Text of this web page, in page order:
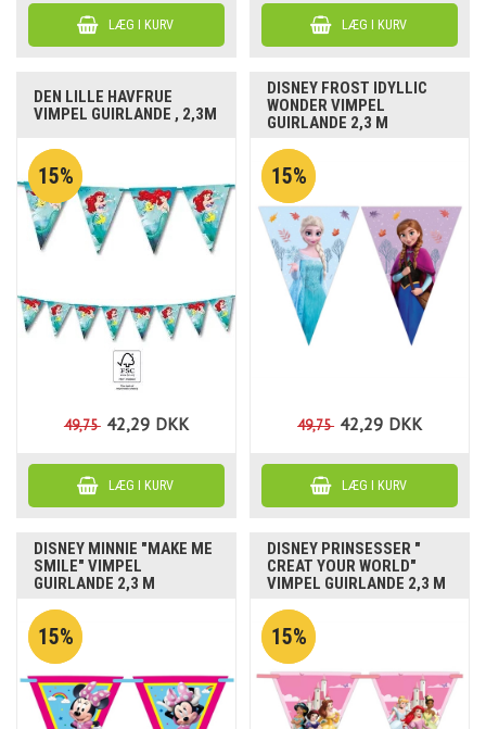
DEN LILLE HAVFRUE
VIMPEL GUIRLANDE , 2,3M
15%
49,75 42,29 DKK
DISNEY FROST IDYLLIC
WONDER VIMPEL
GUIRLANDE 2,3 M
15%
49,75 42,29 DKK
DISNEY MINNIE "MAKE ME
SMILE" VIMPEL
GUIRLANDE 2,3 M
15%
DISNEY PRINSESSER "
CREAT YOUR WORLD"
VIMPEL GUIRLANDE 2,3 M
15%